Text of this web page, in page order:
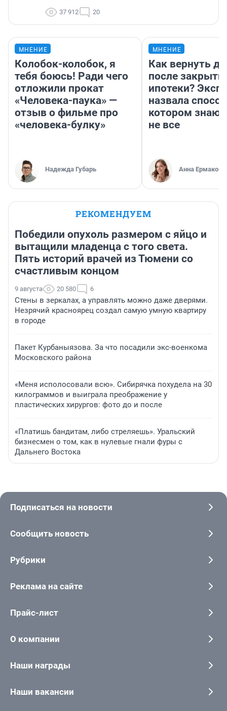
37 912 20
МНЕНИЕ
Колобок-колобок, я
тебя боюсь! Ради чего
отложили прокат
«Человека-паука» —
отзыв о фильме про
«человека-булку»
Надежда Губарь
МНЕНИЕ
Как вернуть
после
ипотеки?
назвала
котором
не все
Анна Ермакова
РЕКОМЕНДУЕМ
Победили опухоль размером с яйцо и
вытащили младенца с того света.
Пять историй врачей из Тюмени со
счастливым концом
9 августа 20 580 6
Стены в зеркалах, а управлять можно даже дверями.
Незрячий красноярец создал самую умную квартиру
в городе
Пакет Курбаныязова. За что посадили экс-военкома
Московского района
«Меня исполосовали всю». Сибирячка похудела на 30
килограммов и выиграла преображение у
пластических хирургов: фото до и после
«Платишь бандитам, либо стреляешь». Уральский
бизнесмен о том, как в нулевые гнали фуры с
Дальнего Востока
Подписаться на новости
Сообщить новость
Рубрики
Реклама на сайте
Прайс-лист
О компании
Наши награды
Наши вакансии